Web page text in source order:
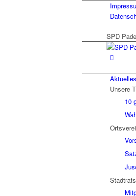
SPD
Aktuelles
Unsere
10